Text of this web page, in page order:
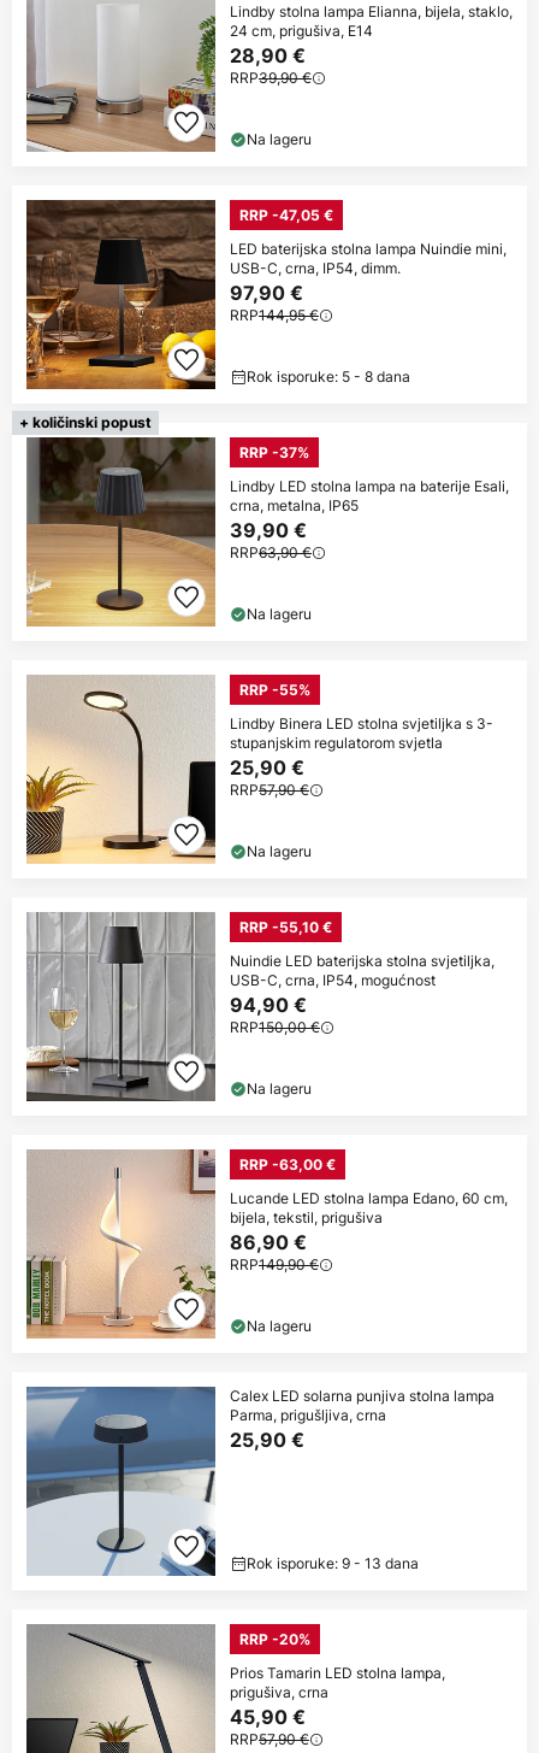
Lindby stolna lampa Elianna, bijela, staklo,
24 cm, prigušiva, E14
28,90 €
RRP39,90 €
Na lageru
RRP -47,05 €
LED baterijska stolna lampa Nuindie mini,
USB-C, crna, IP54, dimm.
97,90 €
RRP144,95 €
Rok isporuke: 5 - 8 dana
+ količinski popust
RRP -37%
Lindby LED stolna lampa na baterije Esali,
crna, metalna, IP65
39,90 €
RRP63,90 €
Na lageru
RRP -55%
Lindby Binera LED stolna svjetiljka s 3-
stupanjskim regulatorom svjetla
25,90 €
RRP57,90 €
Na lageru
RRP -55,10 €
Nuindie LED baterijska stolna svjetiljka,
USB-C, crna, IP54, mogućnost
94,90 €
RRP150,00 €
Na lageru
RRP -63,00 €
Lucande LED stolna lampa Edano, 60 cm,
bijela, tekstil, prigušiva
86,90 €
RRP149,90 €
Na lageru
Calex LED solarna punjiva stolna lampa
Parma, prigušljiva, crna
25,90 €
Rok isporuke: 9 - 13 dana
RRP -20%
Prios Tamarin LED stolna lampa,
prigušiva, crna
45,90 €
RRP57,90 €